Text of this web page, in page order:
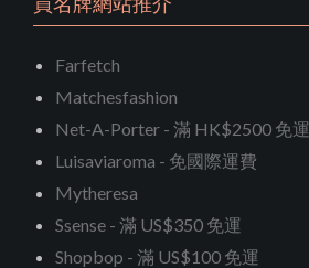
Farfetch
Matchesfashion
Net-A-Porter - 滿 HK$2500 免運
Luisaviaroma - 免國際運費
Mytheresa
Ssense - 滿 US$350 免運
Shopbop - 滿 US$100 免運